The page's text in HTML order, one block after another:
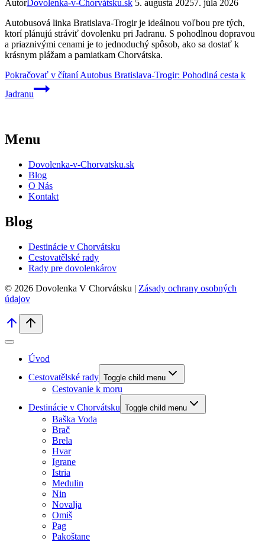
AutorDovolenka-v-Chorvátsku.sk 5. augusta 20257. júla 2026
Autobusová linka Bratislava-Trogir je ideálnou voľbou pre tých,
ktorí plánujú stráviť dovolenku pri Jadranu. S pohodlnou dopravou
a priaznivými cenami je to jednoduchý spôsob, ako sa dostať k
krásnym plážam a pamiatkam Chorvátska.
Pokračovať v čítaníAutobus Bratislava-Trogir: Pohodlná cesta k
Jadranu
Menu
Dovolenka-v-Chorvatsku.sk
Blog
O Nás
Kontakt
Blog
Destinácie v Chorvátsku
Cestovatělské rady
Rady pre dovolenkárov
© 2026 Dovolenka V Chorvátsku | Zásady ochrany osobných
údajov
Úvod
Cestovatělské rady Toggle child menu
Cestovanie k moru
Destinácie v Chorvátsku Toggle child menu
Baška Voda
Brač
Brela
Hvar
Igrane
Istria
Medulin
Nin
Novalja
Omiš
Pag
Pakoštane